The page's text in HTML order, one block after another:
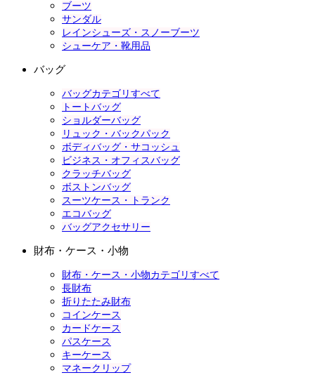
ブーツ
サンダル
レインシューズ・スノーブーツ
シューケア・靴用品
バッグ
バッグカテゴリすべて
トートバッグ
ショルダーバッグ
リュック・バックパック
ボディバッグ・サコッシュ
ビジネス・オフィスバッグ
クラッチバッグ
ボストンバッグ
スーツケース・トランク
エコバッグ
バッグアクセサリー
財布・ケース・小物
財布・ケース・小物カテゴリすべて
長財布
折りたたみ財布
コインケース
カードケース
パスケース
キーケース
マネークリップ